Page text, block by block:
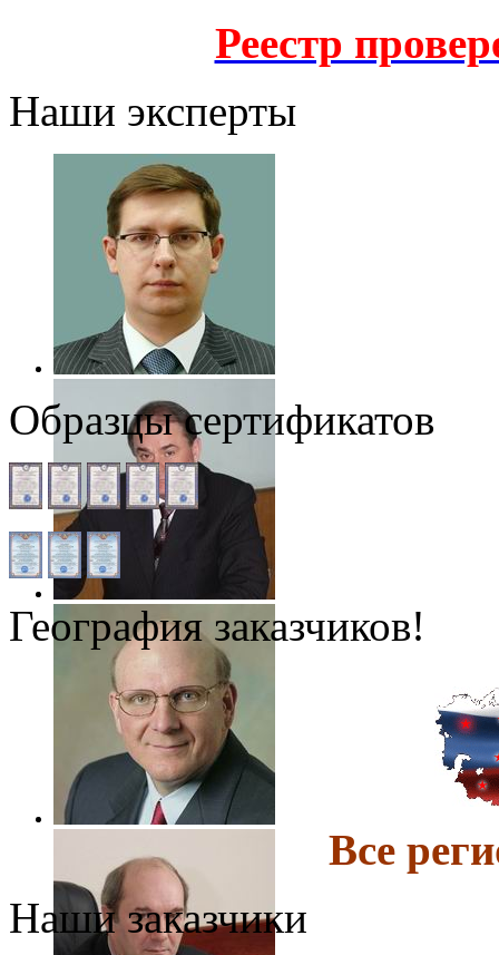
Реестр
Наши эксперты
Образцы сертификатов
География заказчиков!
Все
Наши заказчики